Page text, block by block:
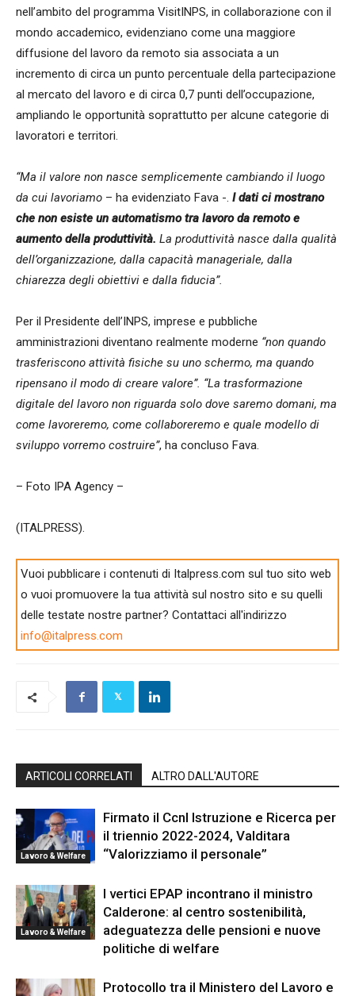
nell’ambito del programma VisitINPS, in collaborazione con il
mondo accademico, evidenziano come una maggiore
diffusione del lavoro da remoto sia associata a un
incremento di circa un punto percentuale della partecipazione
al mercato del lavoro e di circa 0,7 punti dell’occupazione,
ampliando le opportunità soprattutto per alcune categorie di
lavoratori e territori.
“Ma il valore non nasce semplicemente cambiando il luogo
da cui lavoriamo – ha evidenziato Fava -. I dati ci mostrano
che non esiste un automatismo tra lavoro da remoto e
aumento della produttività. La produttività nasce dalla qualità
dell’organizzazione, dalla capacità manageriale, dalla
chiarezza degli obiettivi e dalla fiducia”.
Per il Presidente dell’INPS, imprese e pubbliche
amministrazioni diventano realmente moderne “non quando
trasferiscono attività fisiche su uno schermo, ma quando
ripensano il modo di creare valore”. “La trasformazione
digitale del lavoro non riguarda solo dove saremo domani, ma
come lavoreremo, come collaboreremo e quale modello di
sviluppo vorremo costruire”, ha concluso Fava.
– Foto IPA Agency –
(ITALPRESS).
Vuoi pubblicare i contenuti di Italpress.com sul tuo sito web
o vuoi promuovere la tua attività sul nostro sito e su quelli
delle testate nostre partner? Contattaci all'indirizzo
info@italpress.com
ARTICOLI CORRELATI ALTRO DALL'AUTORE
Lavoro & Welfare
Firmato il Ccnl Istruzione e Ricerca per
il triennio 2022-2024, Valditara
“Valorizziamo il personale”
Lavoro & Welfare
I vertici EPAP incontrano il ministro
Calderone: al centro sostenibilità,
adeguatezza delle pensioni e nuove
politiche di welfare
Protocollo tra il Ministero del Lavoro e